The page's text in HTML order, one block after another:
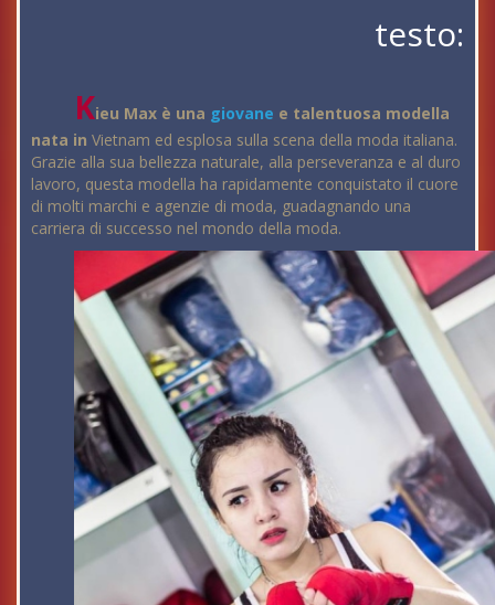
testo:
Kieu Max è una giovane e talentuosa modella
nata in Vietnam ed esplosa sulla scena della moda italiana.
Grazie alla sua bellezza naturale, alla perseveranza e al duro
lavoro, questa modella ha rapidamente conquistato il cuore
di molti marchi e agenzie di moda, guadagnando una
carriera di successo nel mondo della moda.